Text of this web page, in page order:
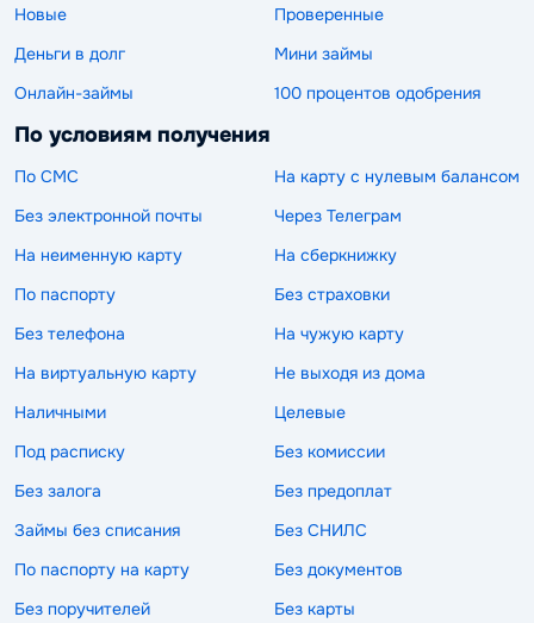
Новые
Проверенные
Деньги в долг
Мини займы
Онлайн-займы
100 процентов одобрения
По условиям получения
По СМС
На карту с нулевым балансом
Без электронной почты
Через Телеграм
На неименную карту
На сберкнижку
По паспорту
Без страховки
Без телефона
На чужую карту
На виртуальную карту
Не выходя из дома
Наличными
Целевые
Под расписку
Без комиссии
Без залога
Без предоплат
Займы без списания
Без СНИЛС
По паспорту на карту
Без документов
Без поручителей
Без карты